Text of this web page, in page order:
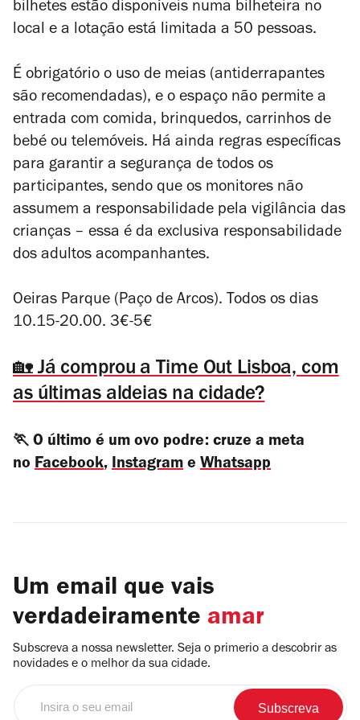
bilhetes estão disponíveis numa bilheteira no
local e a lotação está limitada a 50 pessoas.
É obrigatório o uso de meias (antiderrapantes
são recomendadas), e o espaço não permite a
entrada com comida, brinquedos, carrinhos de
bebé ou telemóveis. Há ainda regras específicas
para garantir a segurança de todos os
participantes, sendo que os monitores não
assumem a responsabilidade pela vigilância das
crianças – essa é da exclusiva responsabilidade
dos adultos acompanhantes.
Oeiras Parque (Paço de Arcos). Todos os dias
10.15-20.00. 3€-5€
🏡 Já comprou a Time Out Lisboa, com
as últimas aldeias na cidade?
🏃 O último é um ovo podre: cruze a meta
no Facebook, Instagram e Whatsapp
Um email que vais
verdadeiramente amar
Subscreva a nossa newsletter. Seja o primerio a descobrir as
novidades e o melhor da sua cidade.